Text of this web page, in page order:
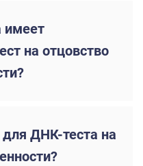
имеет
на отцовство
ДНК-теста на